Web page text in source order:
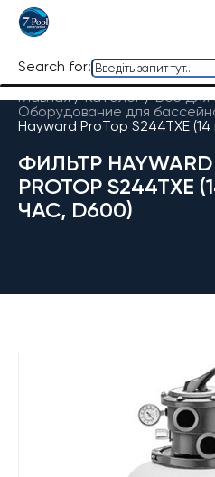
Search for:
Главная / Каталог/Все для
Оборудование для
Hayward ProTop S244TXE
ФИЛЬТР HAYWARD
PROTOP S244TXE
ЧАС, D600)